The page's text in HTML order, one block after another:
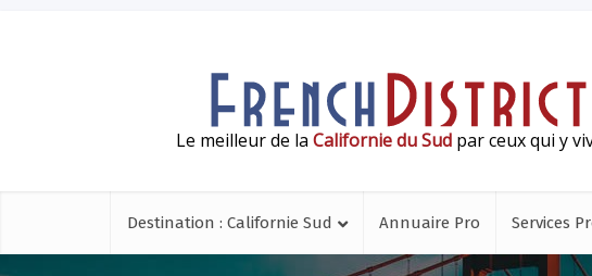
Le meilleur de la Californie du Sud par ceux qui y
Destination : Californie Sud Annuaire Pro Services